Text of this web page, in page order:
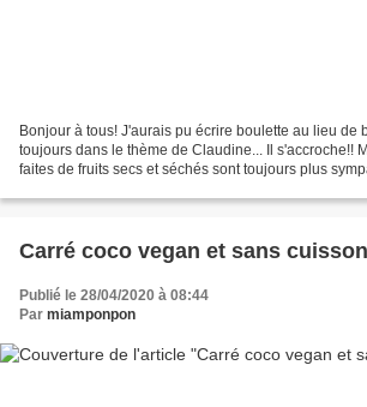
Bonjour à tous! J'aurais pu écrire boulette au lieu de
toujours dans le thème de Claudine... Il s'accroche!!
faites de fruits secs et séchés sont toujours plus
Carré coco vegan et sans cuisson
Publié le 28/04/2020 à 08:44
Par miamponpon